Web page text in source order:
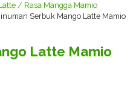
/ Rasa Mangga Mamio
Serbuk Mango Latte Mamio
Latte Mamio